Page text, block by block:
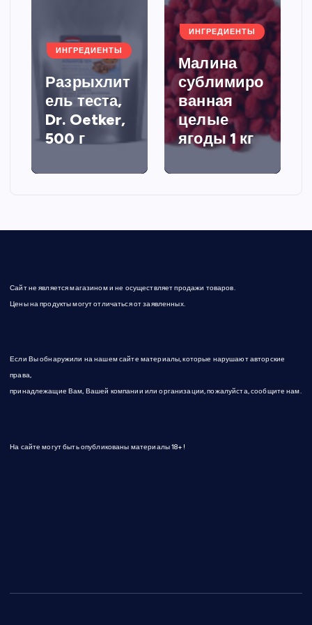
ИНГРЕДИЕНТЫ
Разрыхлит
ель теста,
Dr. Oetker,
500 г
ИНГРЕДИЕНТЫ
Малина
сублимиро
ванная
целые
ягоды 1 кг
Сайт не является магазином и не осуществляет продажи товаров.
Цены на продукты могут отличаться от заявленных.
Если Вы обнаружили на нашем сайте материалы, которые нарушают авторские
права,
принадлежащие Вам, Вашей компании или организации, пожалуйста, сообщите нам.
На сайте могут быть опубликованы материалы 18+!